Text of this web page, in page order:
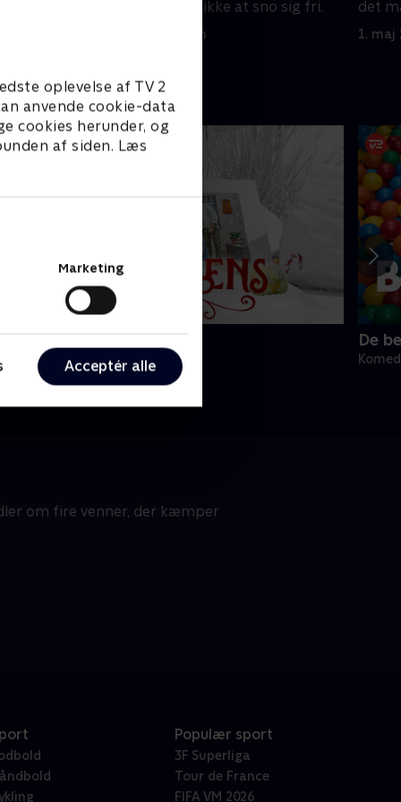
oplevelse af TV 2
anvende cookie-data
cookies herunder, og
af siden. Læs
Marketing
Acceptér alle
men Alex formår ikke at sno sig fri.
1. maj 2023 • 21 min
det
1. maj
jul
• 1 sæsoner
De
om fire venner, der kæmper
Populær sport
3F Superliga
Tour de France
FIFA VM 2026